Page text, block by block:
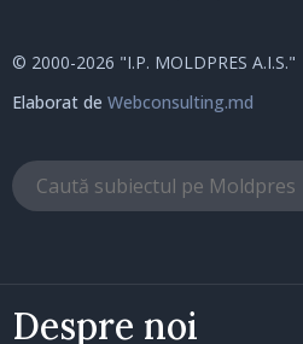
Despre noi
© 2000-2026 "I.P. MOLDPRES A.I.S."
Elaborat de Webconsulting.md